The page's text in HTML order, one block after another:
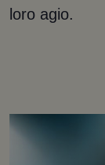
loro agio.